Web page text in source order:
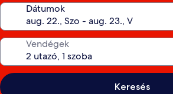
Dátumok
Vendégek
Keresés